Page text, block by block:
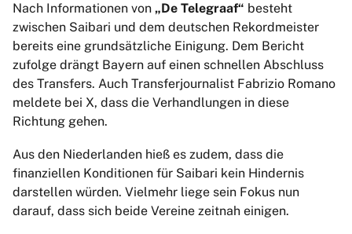
Nach Informationen von „De Telegraaf“ besteht
zwischen Saibari und dem deutschen Rekordmeister
bereits eine grundsätzliche Einigung. Dem Bericht
zufolge drängt Bayern auf einen schnellen Abschluss
des Transfers. Auch Transferjournalist Fabrizio Romano
meldete bei X, dass die Verhandlungen in diese
Richtung gehen.
Aus den Niederlanden hieß es zudem, dass die
finanziellen Konditionen für Saibari kein Hindernis
darstellen würden. Vielmehr liege sein Fokus nun
darauf, dass sich beide Vereine zeitnah einigen.